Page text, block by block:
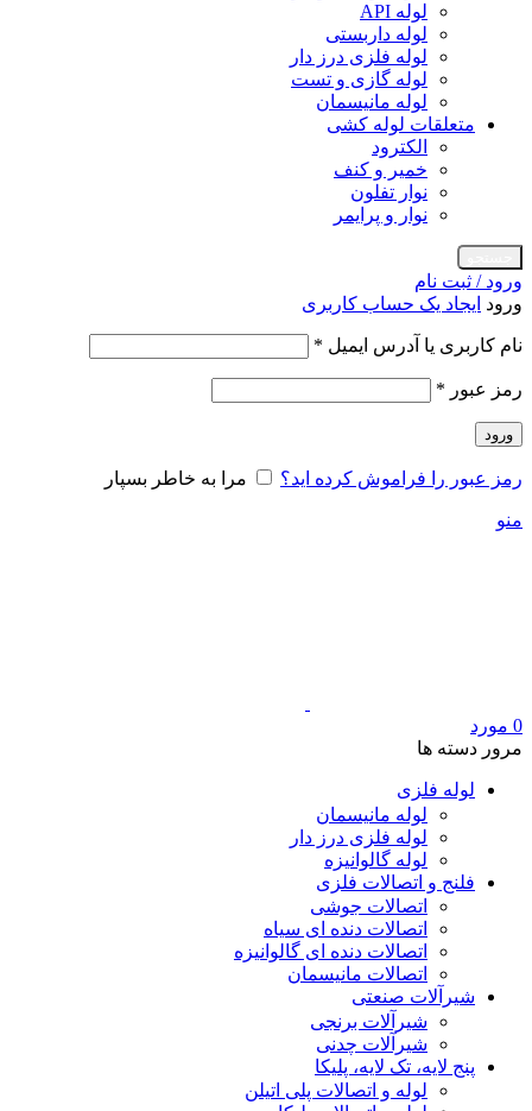
لوله API
لوله داربستی
لوله فلزی درز دار
لوله گازی و تست
لوله مانیسمان
متعلقات لوله کشی
الکترود
خمیر و کنف
نوار تفلون
نوار و پرایمر
ورود / ثبت نام
ورود ایجاد یک حساب کاربری
نام کاربری یا آدرس ایمیل *
رمز عبور *
ورود
رمز عبور را فراموش کرده اید؟ مرا به خاطر بسپار
منو
0 مورد
مرور دسته ها
لوله فلزی
لوله مانیسمان
لوله فلزی درز دار
لوله گالوانیزه
فلنج و اتصالات فلزی
اتصالات جوشی
اتصالات دنده ای سیاه
اتصالات دنده ای گالوانیزه
اتصالات مانیسمان
شیرآلات صنعتی
شیرآلات برنجی
شیرآلات چدنی
پنج لایه، تک لایه، پلیکا
لوله و اتصالات پلی اتیلن